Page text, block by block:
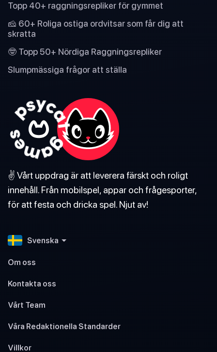
Topp 40+ raggningsrepliker för gymmet
🧀 60+ Roliga ostiga ordvitsar som får dig att
skratta
🤓 Topp 50+ Nördiga Raggningsrepliker
Slumpmässiga frågor att ställa
✌️ Vårt uppdrag är att leverera färskt och roligt
innehåll. Från mobilspel, appar och frågesporter,
för att festa och dricka spel. Njut av!
Svenska
Om oss
Kontakta oss
Vårt Team
Våra Redaktionella Standarder
Villkor